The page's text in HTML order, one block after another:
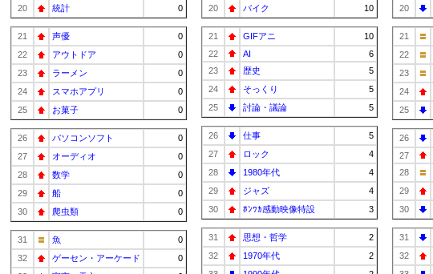
20
統計 0
21 声優
0
22
アウトドア
0
23
ラーメン
0
24
スマホアプリ
0
25
お菓子 0
26 パソコンソフト
0
27
オーディオ
0
28
数学
0
29
船
0
30
爬虫類 0
31 魚
0
32
ゲーセン・アーケード
0
20
バイク 10
21 GIFアニ
10
22
AI
6
23
歴史
5
24
そっくり
5
25
討論・議論 5
26 仕事
5
27
ロック
4
28
1980年代
4
29
ジャズ
4
30
ﾎﾝﾜｶ感動映像特設 3
31 思想・哲学
2
32
1970年代
2
20
21
22
23
24
25
26
27
28
29
30
31
32